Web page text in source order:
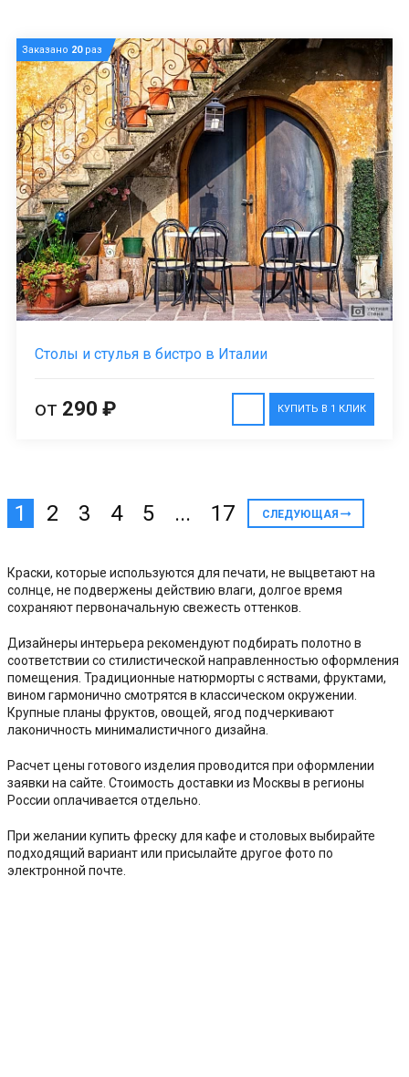
Заказано 20раз
Столы и стулья в бистро в Италии
КУПИТЬ В 1 КЛИК
от 290 ₽
1 2 3 4 5 ... 17 СЛЕДУЮЩАЯ
Краски, которые используются для печати, не выцветают на
солнце, не подвержены действию влаги, долгое время
сохраняют первоначальную свежесть оттенков.
Дизайнеры интерьера рекомендуют подбирать полотно в
соответствии со стилистической направленностью оформления
помещения. Традиционные натюрморты с яствами, фруктами,
вином гармонично смотрятся в классическом окружении.
Крупные планы фруктов, овощей, ягод подчеркивают
лаконичность минималистичного дизайна.
Расчет цены готового изделия проводится при оформлении
заявки на сайте. Стоимость доставки из Москвы в регионы
России оплачивается отдельно.
При желании купить фреску для кафе и столовых выбирайте
подходящий вариант или присылайте другое фото по
электронной почте.